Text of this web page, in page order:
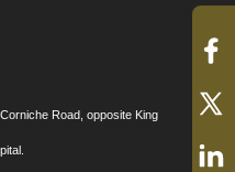
Road, opposite King